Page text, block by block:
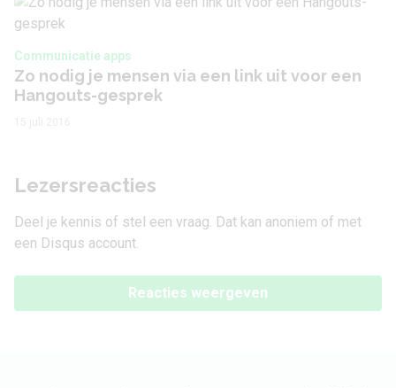
Communicatie apps
Zo nodig je mensen via een link uit voor een
Hangouts-gesprek
Lezersreacties
Deel je kennis of stel een vraag. Dat kan anoniem of met
een Disqus account.
Reacties weergeven